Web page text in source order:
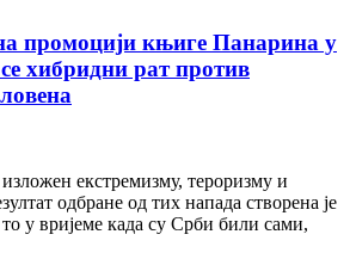
промоцији књиге Панарина у
хибридни рат против
екстремизму, тероризму и
одбране од тих напада створена је
у вријеме када су Срби били сами,